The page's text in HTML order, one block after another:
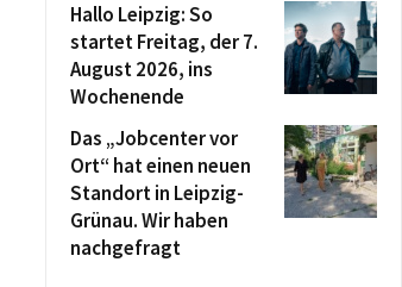
Hallo Leipzig: So
startet Freitag, der 7.
August 2026, ins
Wochenende
Das „Jobcenter vor
Ort“ hat einen neuen
Standort in Leipzig-
Grünau. Wir haben
nachgefragt